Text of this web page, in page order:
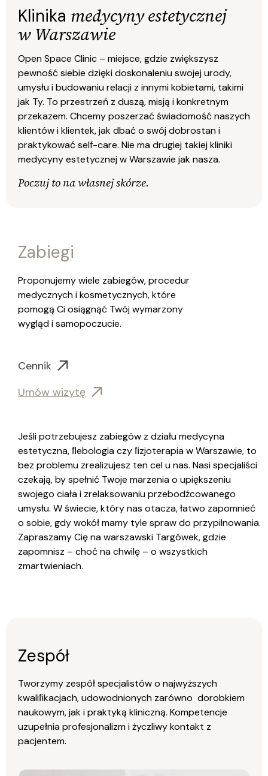
Klinika medycyny estetycznej
w Warszawie
Open Space Clinic – miejsce, gdzie zwiększysz
pewność siebie dzięki doskonaleniu swojej urody,
umysłu i budowaniu relacji z innymi kobietami, takimi
jak Ty. To przestrzeń z duszą, misją i konkretnym
przekazem. Chcemy poszerzać świadomość naszych
klientów i klientek, jak dbać o swój dobrostan i
praktykować self-care. Nie ma drugiej takiej kliniki
medycyny estetycznej w Warszawie jak nasza.
Poczuj to na własnej skórze.
Zabiegi
Proponujemy wiele zabiegów, procedur
medycznych i kosmetycznych, które
pomogą Ci osiągnąć Twój wymarzony
wygląd i samopoczucie.
Cennik
Umów wizytę
Jeśli potrzebujesz zabiegów z działu medycyna
estetyczna, ﬂebologia czy ﬁzjoterapia w Warszawie, to
bez problemu zrealizujesz ten cel u nas. Nasi specjaliści
czekają, by spełnić Twoje marzenia o upiększeniu
swojego ciała i zrelaksowaniu przebodźcowanego
umysłu. W świecie, który nas otacza, łatwo zapomnieć
o sobie, gdy wokół mamy tyle spraw do przypilnowania.
Zapraszamy Cię na warszawski Targówek, gdzie
zapomnisz – choć na chwilę – o wszystkich
zmartwieniach.
Zespół
Tworzymy zespół specjalistów o najwyższych
kwaliﬁkacjach, udowodnionych zarówno dorobkiem
naukowym, jak i praktyką kliniczną. Kompetencje
uzupełnia profesjonalizm i życzliwy kontakt z
pacjentem.